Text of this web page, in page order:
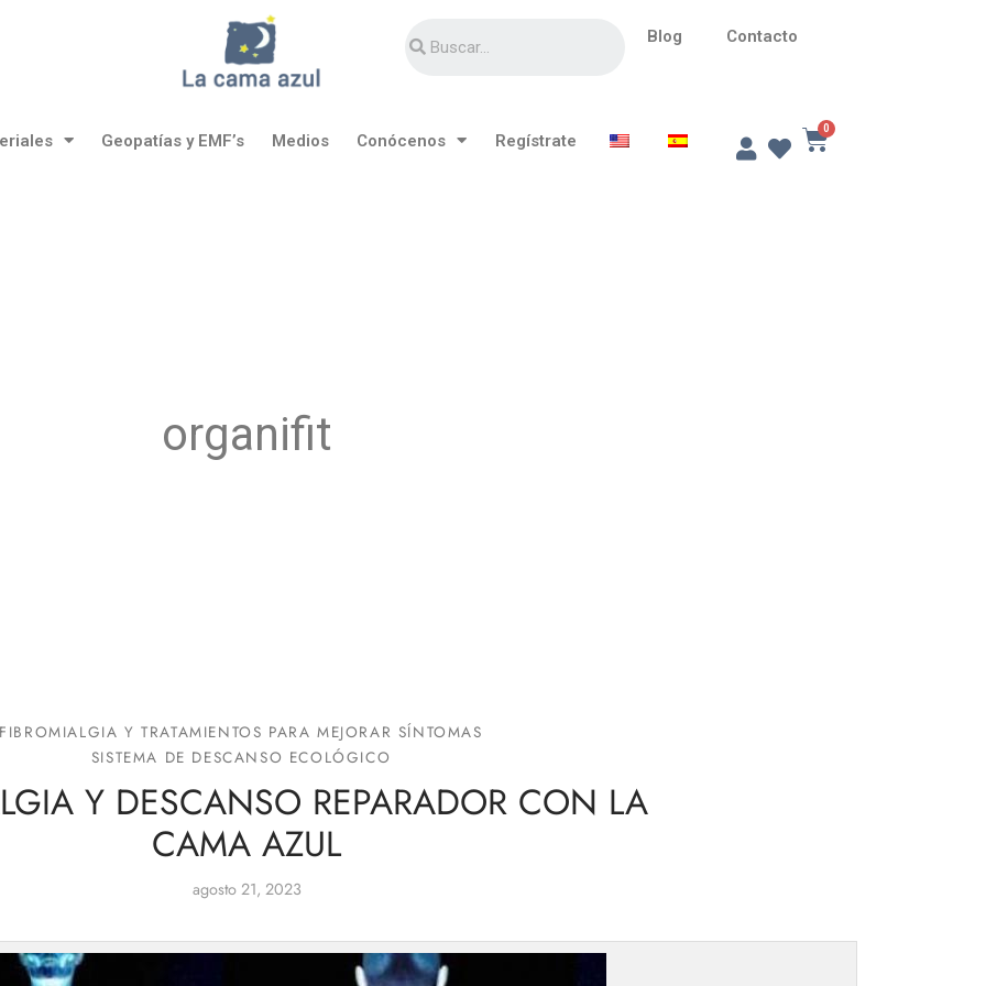
Blog Contacto
Geopatías y EMF’s Medios Conócenos Regístrate
organifit
FIBROMIALGIA Y TRATAMIENTOS PARA MEJORAR SÍNTOMAS
SISTEMA DE DESCANSO ECOLÓGICO
Y DESCANSO REPARADOR CON LA
CAMA AZUL
agosto 21, 2023